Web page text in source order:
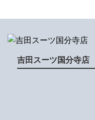
吉田スーツ国分寺店